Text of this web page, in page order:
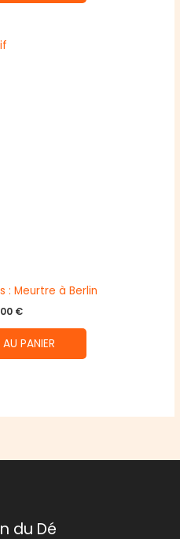
: Meurtre à Berlin
€
PANIER
du Dé